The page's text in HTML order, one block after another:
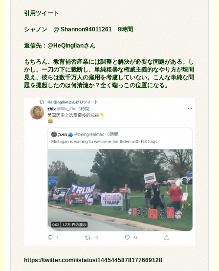
引用ツイート
シャノン @ Shannon94011261 8時間
返信先：@HeQinglianさん
もちろん、教育補習産業には調整と解決が必要な問題がある。し
かし、一刀の下に裁断し、単純粗暴な権威主義的なやり方が垣間
見え、彼らは数千万人の雇用を考慮していない。こんな単純な問
題を提起したのは何清漣か？全く端っこの位置になる。
https://twitter.com/i/status/1445445878177669128